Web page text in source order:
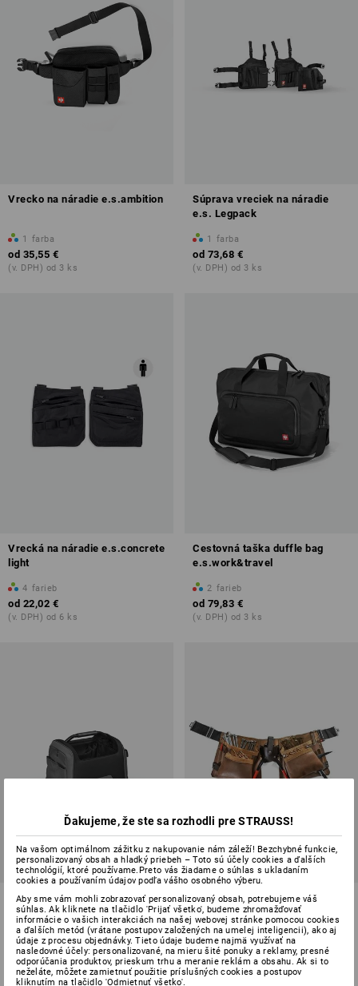
Vrecko na náradie e.s.ambition
1 farba
od 35,55 €
(v. DPH) od 3 ks
Súprava vreciek na náradie
e.s. Legpack
1 farba
od 73,68 €
(v. DPH) od 3 ks
Vrecká na náradie e.s.concrete
light
4 farieb
od 22,02 €
(v. DPH) od 6 ks
Cestovná taška duffle bag
e.s.work&travel
2 farieb
od 79,83 €
(v. DPH) od 3 ks
STRAUSSbox vrecko na
náradie otvorené
2 farieb
85,98 €
(v. DPH)
Zástera na náradie, hnedá
1 farba
od 26,94 €
(v. DPH) od 3 ks
Ďakujeme, že ste sa rozhodli pre STRAUSS!
Na vašom optimálnom zážitku z nakupovanie nám záleží! Bezchybné funkcie,
personalizovaný obsah a hladký priebeh – Toto sú účely cookies a ďalších
technológií, ktoré používame.Preto vás žiadame o súhlas s ukladaním
cookies a používaním údajov podľa vášho osobného výberu.
Aby sme vám mohli zobrazovať personalizovaný obsah, potrebujeme váš
súhlas. Ak kliknete na tlačidlo 'Prijať všetko', budeme zhromažďovať
informácie o vašich interakciách na našej webovej stránke pomocou cookies
a ďalších metód (vrátane postupov založených na umelej inteligencii), ako aj
údaje z procesu objednávky. Tieto údaje budeme najmä využívať na
nasledovné účely: personalizované, na mieru šité ponuky a reklamy, presné
odporúčania produktov, prieskum trhu a meranie reklám a obsahu. Ak si to
neželáte, môžete zamietnuť použitie príslušných cookies a postupov
kliknutím na tlačidlo 'Odmietnuť všetko'.